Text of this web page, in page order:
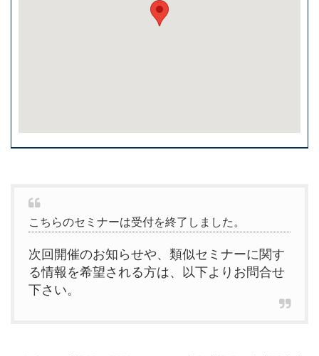
こちらのセミナーは受付を終了しました。
次回開催のお知らせや、類似セミナーに関す
る情報を希望される方は、以下よりお問合せ
下さい。